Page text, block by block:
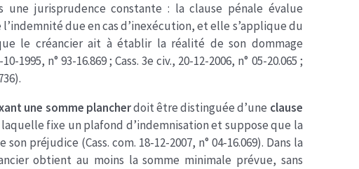
une jurisprudence constante : la clause pénale évalue
due en cas d’inexécution, et elle s’applique du
le créancier ait à établir la réalité de son dommage
1995, n° 93-16.869 ; Cass. 3e civ., 20-12-2006, n° 05-20.065 ;
une somme plancherdoit être distinguée d’une clause
fixe un plafond d’indemnisation et suppose que la
préjudice (Cass. com. 18-12-2007, n° 04-16.069). Dans la
obtient au moins la somme minimale prévue, sans